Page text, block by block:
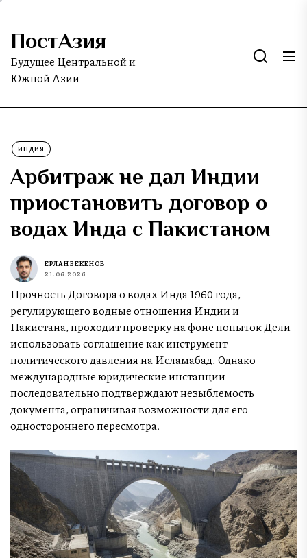
Skip
the
content
ПостАзия
Будущее Центральной и
Южной Азии
ИНДИЯ
Арбитраж не дал Индии
приостановить договор о
водах Инда с Пакистаном
ЕРЛАН БЕКЕНОВ
21.06.2026
Прочность Договора о водах Инда 1960 года,
регулирующего водные отношения Индии и
Пакистана, проходит проверку на фоне попыток Дели
использовать соглашение как инструмент
политического давления на Исламабад. Однако
международные юридические инстанции
последовательно подтверждают незыблемость
документа, ограничивая возможности для его
одностороннего пересмотра.